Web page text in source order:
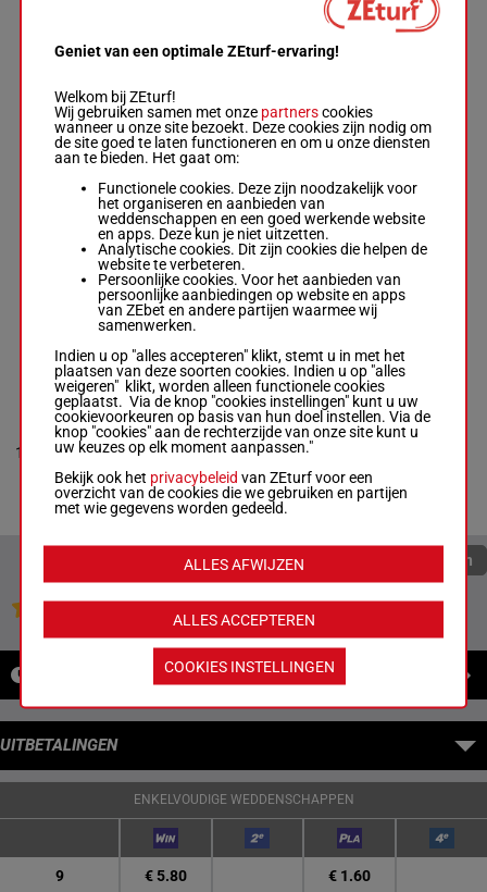
Hayeres
Fouchard Mme L.
Pitart M.
R/10 -62.5 kg
(23) 3h 4c 1c (22)
As Ds 4s 4s Ts
R/1062.5
kg
(23) 3h 4c 1c
(22) 7s 3s 4s
(21) Ts As Ds
4s 4s Ts
GRAFITY BAIE
Lemiere Mr Rom.
Quinton P.
65 kg
3s 3s (24) 5s (23)
3s 1s 4s 2s 6s Ts
R/9 65 kg
3s 3s (24) 5s
(23) 3s 1s 4s
2s 6s Ts 7s Ts
(21) 4s
10
JARATATA DU
DORAT
Roussel Ant.-
Devillars V.
10s 6s 5s (24) 7h
8s 6s 8s 9h Ah 9h
7h Ts
R/6 62 kg
10s 6s 5s (24)
7h 8s 6s 8s
9h Ah 9h 7h
Ts
Quoteringen verversen
Jouw favoriete paarden
UITBETALINGEN
ENKELVOUDIGE WEDDENSCHAPPEN
9 € 5.80 € 1.60
Geniet van een optimale ZEturf-ervaring!
Welkom bij ZEturf!
Wij gebruiken samen met onze partnerscookies
wanneer u onze site bezoekt. Deze cookies zijn nodig om
de site goed te laten functioneren en om u onze diensten
aan te bieden. Het gaat om:
Functionele cookies. Deze zijn noodzakelijk voor
het organiseren en aanbieden van
weddenschappen en een goed werkende website
en apps. Deze kun je niet uitzetten.
Analytische cookies. Dit zijn cookies die helpen de
website te verbeteren.
Persoonlijke cookies. Voor het aanbieden van
persoonlijke aanbiedingen op website en apps
van ZEbet en andere partijen waarmee wij
samenwerken.
Indien u op "alles accepteren" klikt, stemt u in met het
plaatsen van deze soorten cookies. Indien u op "alles
weigeren" klikt, worden alleen functionele cookies
geplaatst. Via de knop "cookies instellingen" kunt u uw
cookievoorkeuren op basis van hun doel instellen. Via de
knop "cookies" aan de rechterzijde van onze site kunt u
uw keuzes op elk moment aanpassen."
Bekijk ook het privacybeleid van ZEturf voor een
overzicht van de cookies die we gebruiken en partijen
met wie gegevens worden gedeeld.
ALLES ACCEPTEREN
ALLES AFWIJZEN
COOKIES INSTELLINGEN